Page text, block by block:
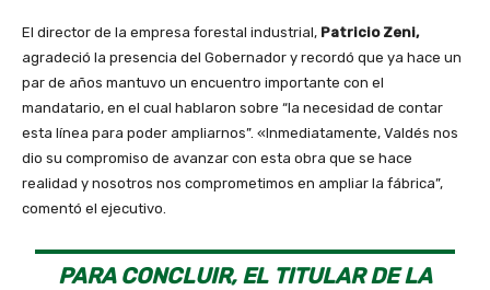
El director de la empresa forestal industrial, Patricio Zeni,
agradeció la presencia del Gobernador y recordó que ya hace un
par de años mantuvo un encuentro importante con el
mandatario, en el cual hablaron sobre “la necesidad de contar
esta línea para poder ampliarnos”. «Inmediatamente, Valdés nos
dio su compromiso de avanzar con esta obra que se hace
realidad y nosotros nos comprometimos en ampliar la fábrica”,
comentó el ejecutivo.
PARA CONCLUIR, EL TITULAR DE LA